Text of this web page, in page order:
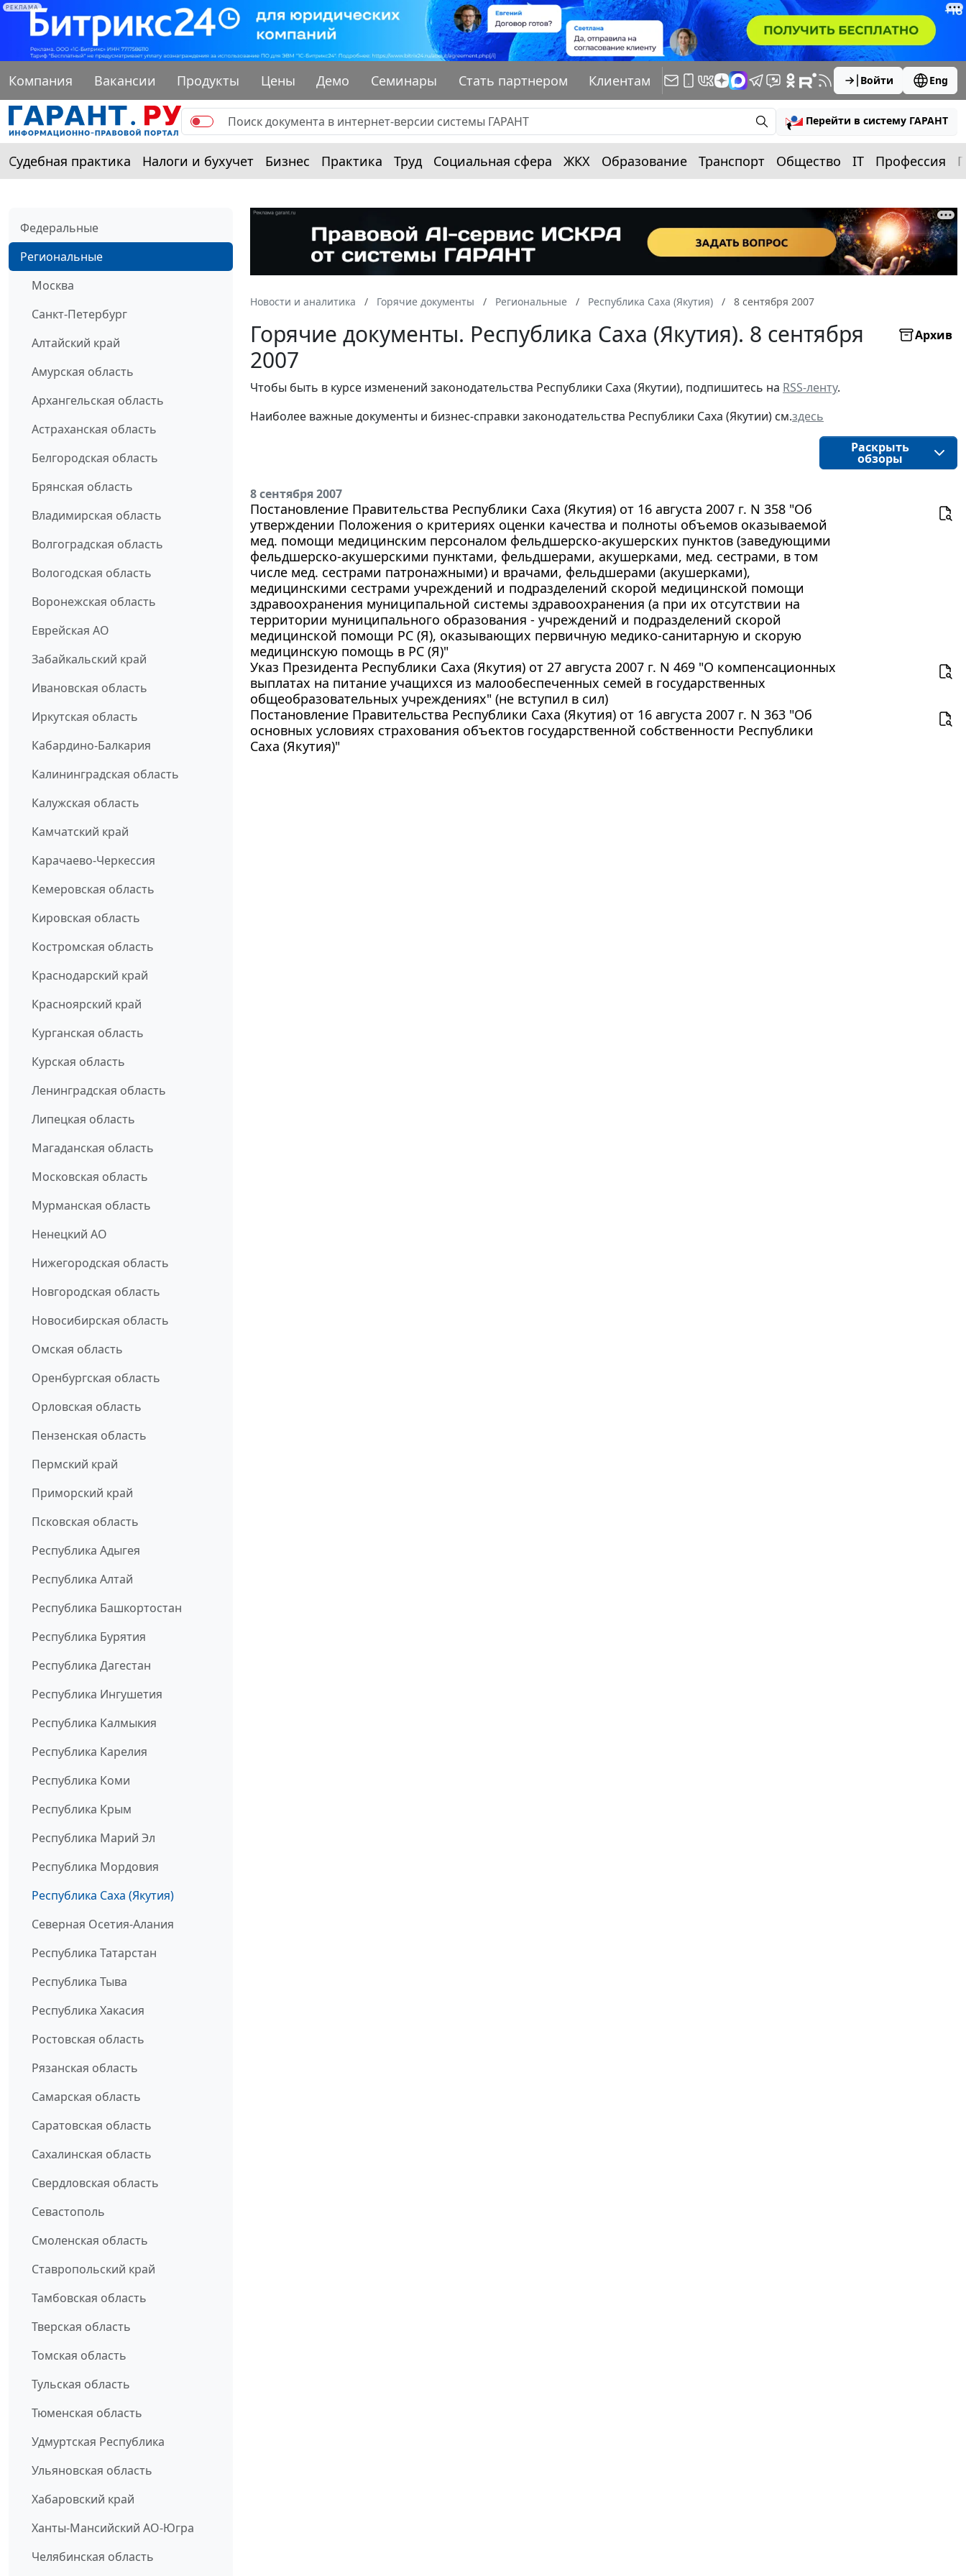
РЕКЛАМА
Компания Вакансии Продукты Цены Демо Семинары Стать партнером Клиентам Войти Eng
Перейти в систему ГАРАНТ
Судебная практика Налоги и бухучет Бизнес Практика Труд Социальная сфера ЖКХ Образование Транспорт Общество IT Профессия
Федеральные
Региональные
Москва
Санкт-Петербург
Алтайский край
Амурская область
Архангельская область
Астраханская область
Белгородская область
Брянская область
Владимирская область
Волгоградская область
Вологодская область
Воронежская область
Еврейская АО
Забайкальский край
Ивановская область
Иркутская область
Кабардино-Балкария
Калининградская область
Калужская область
Камчатский край
Карачаево-Черкессия
Кемеровская область
Кировская область
Костромская область
Краснодарский край
Красноярский край
Курганская область
Курская область
Ленинградская область
Липецкая область
Магаданская область
Московская область
Мурманская область
Ненецкий АО
Нижегородская область
Новгородская область
Новосибирская область
Омская область
Оренбургская область
Орловская область
Пензенская область
Пермский край
Приморский край
Псковская область
Республика Адыгея
Республика Алтай
Республика Башкортостан
Республика Бурятия
Республика Дагестан
Республика Ингушетия
Республика Калмыкия
Республика Карелия
Республика Коми
Республика Крым
Республика Марий Эл
Республика Мордовия
Республика Саха (Якутия)
Северная Осетия-Алания
Республика Татарстан
Республика Тыва
Республика Хакасия
Ростовская область
Рязанская область
Самарская область
Саратовская область
Сахалинская область
Свердловская область
Севастополь
Смоленская область
Ставропольский край
Тамбовская область
Тверская область
Томская область
Тульская область
Тюменская область
Удмуртская Республика
Ульяновская область
Хабаровский край
Ханты-Мансийский АО-Югра
Челябинская область
Новости и аналитика Горячие документы Региональные Республика Саха (Якутия) 8 сентября 2007
Горячие документы. Республика Саха (Якутия). 8 сентября
2007
Архив
Чтобы быть в курсе изменений законодательства Республики Саха (Якутии), подпишитесь на RSS-ленту.
Наиболее важные документы и бизнес-справки законодательства Республики Саха (Якутии) см.здесь
Раскрыть
обзоры
8 сентября 2007
Постановление Правительства Республики Саха (Якутия) от 16 августа 2007 г. N 358 "Об
утверждении Положения о критериях оценки качества и полноты объемов оказываемой
мед. помощи медицинским персоналом фельдшерско-акушерских пунктов (заведующими
фельдшерско-акушерскими пунктами, фельдшерами, акушерками, мед. сестрами, в том
числе мед. сестрами патронажными) и врачами, фельдшерами (акушерками),
медицинскими сестрами учреждений и подразделений скорой медицинской помощи
здравоохранения муниципальной системы здравоохранения (а при их отсутствии на
территории муниципального образования - учреждений и подразделений скорой
медицинской помощи РС (Я), оказывающих первичную медико-санитарную и скорую
медицинскую помощь в РС (Я)"
Указ Президента Республики Саха (Якутия) от 27 августа 2007 г. N 469 "О компенсационных
выплатах на питание учащихся из малообеспеченных семей в государственных
общеобразовательных учреждениях" (не вступил в сил)
Постановление Правительства Республики Саха (Якутия) от 16 августа 2007 г. N 363 "Об
основных условиях страхования объектов государственной собственности Республики
Саха (Якутия)"